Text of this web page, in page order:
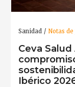
Sanidad Notas
Ceva
Ibérico